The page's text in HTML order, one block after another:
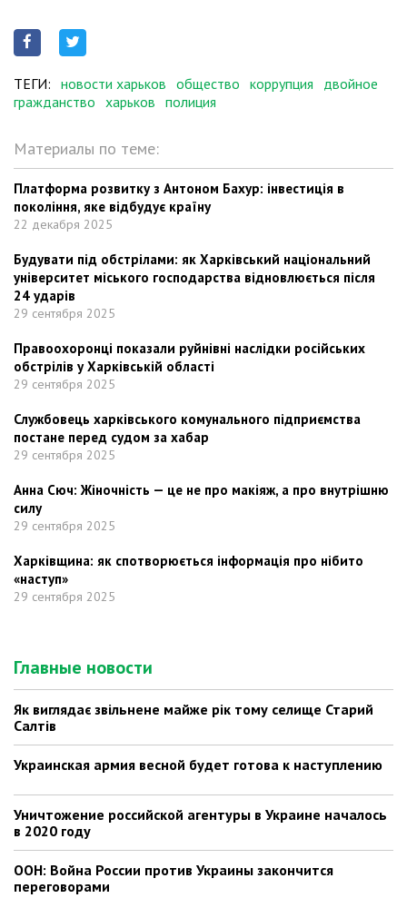
ТЕГИ: новости харьков общество коррупция
двойное
гражданство харьков полиция
Материалы по теме:
Платформа розвитку з Антоном Бахур: інвестиція в
покоління, яке відбудує країну
22 декабря 2025
Будувати під обстрілами: як Харківський національний
університет міського господарства відновлюється після
24 ударів
29 сентября 2025
Правоохоронці показали руйнівні наслідки російських
обстрілів у Харківській області
29 сентября 2025
Службовець харківського комунального підприємства
постане перед судом за хабар
29 сентября 2025
Анна Сюч: Жіночність — це не про макіяж, а про внутрішню
силу
29 сентября 2025
Харківщина: як спотворюється інформація про нібито
«наступ»
29 сентября 2025
Главные новости
Як виглядає звільнене майже рік тому селище Старий
Салтів
Украинская армия весной будет готова к наступлению
Уничтожение российской агентуры в Украине началось
в 2020 году
ООН: Война России против Украины закончится
переговорами